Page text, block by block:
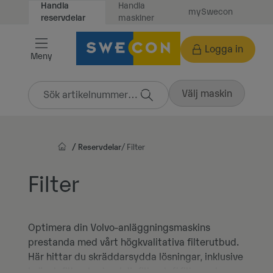
Vidare
innehåll
Handla
reservdelar
Handla
maskiner
mySwecon
Meny
Logga in
Välj maskin
Reservdelar Filter
Filter
Optimera din Volvo-anläggningsmaskins
prestanda med vårt högkvalitativa filterutbud.
Här hittar du skräddarsydda lösningar, inklusive